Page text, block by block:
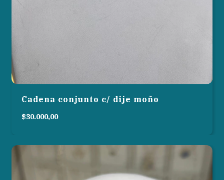
Cadena conjunto c/ dije moño
$30.000,00